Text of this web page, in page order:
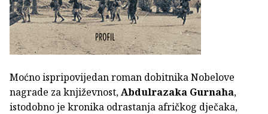
Moćno ispripovijedan roman dobitnika Nobelove
nagrade za književnost,Abdulrazaka Gurnaha,
istodobno je kronika odrastanja afričkog dječaka,